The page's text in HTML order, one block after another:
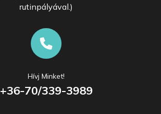
rutinpályával.)
Hívj Minket!
+36-70/339-3989